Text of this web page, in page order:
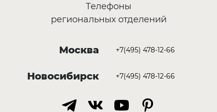
Телефоны
региональных отделений
Москва +7(495) 478-12-66
Новосибирск +7(495) 478-12-66